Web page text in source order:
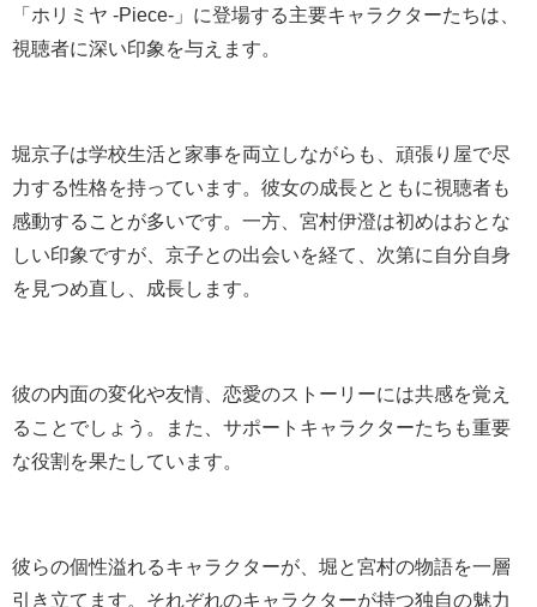
「ホリミヤ -Piece-」に登場する主要キャラクターたちは、
視聴者に深い印象を与えます。
堀京子は学校生活と家事を両立しながらも、頑張り屋で尽
力する性格を持っています。彼女の成長とともに視聴者も
感動することが多いです。一方、宮村伊澄は初めはおとな
しい印象ですが、京子との出会いを経て、次第に自分自身
を見つめ直し、成長します。
彼の内面の変化や友情、恋愛のストーリーには共感を覚え
ることでしょう。また、サポートキャラクターたちも重要
な役割を果たしています。
彼らの個性溢れるキャラクターが、堀と宮村の物語を一層
引き立てます。それぞれのキャラクターが持つ独自の魅力